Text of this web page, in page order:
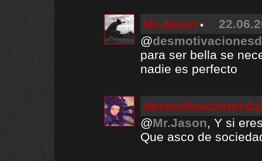
Mr.Jason
@
para ser bella se
nadie es perfecto
@Mr.Jason, Y si
Que asco de